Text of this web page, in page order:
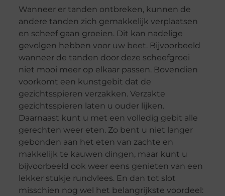
Wanneer er tanden ontbreken, kunnen de
andere tanden zich gemakkelijk verplaatsen
en scheef gaan groeien. Dit kan nadelige
gevolgen hebben voor uw beet. Bijvoorbeeld
wanneer de tanden door deze scheefgroei
niet mooi meer op elkaar passen. Bovendien
voorkomt een kunstgebit dat de
gezichtsspieren verzakken. Verzakte
gezichtsspieren laten u ouder lijken.
Daarnaast kunt u met een volledig gebit alle
gerechten weer eten. Zo bent u niet langer
gebonden aan het eten van zachte en
makkelijk te kauwen dingen, maar kunt u
bijvoorbeeld ook weer eens genieten van een
lekker stukje rundvlees. En dan tot slot
misschien nog wel het belangrijkste voordeel: